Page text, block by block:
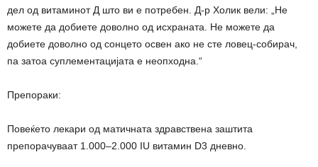
дел од витаминот Д што ви е потребен. Д-р Холик вели: „Не
можете да добиете доволно од исхраната. Не можете да
добиете доволно од сонцето освен ако не сте ловец-собирач,
па затоа суплементацијата е неопходна.“
Препораки:
Повеќето лекари од матичната здравствена заштита
препорачуваат 1.000–2.000 IU витамин D3 дневно.